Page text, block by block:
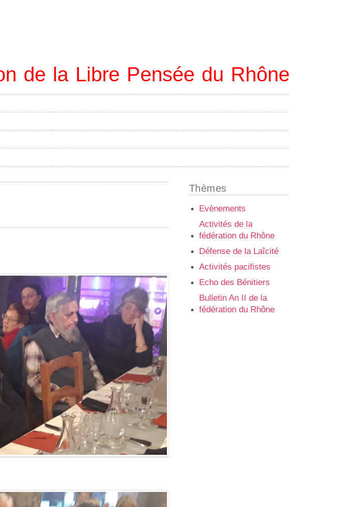
de la Libre Pensée du Rhône
Thèmes
Evènements
Activités de la
fédération du Rhône
Défense de la Laîcité
Activités pacifistes
Echo des Bénitiers
Bulletin An II de la
fédération du Rhône